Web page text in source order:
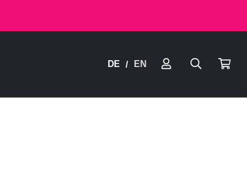
DE / EN